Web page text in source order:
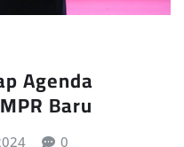
Agenda
Baru
0